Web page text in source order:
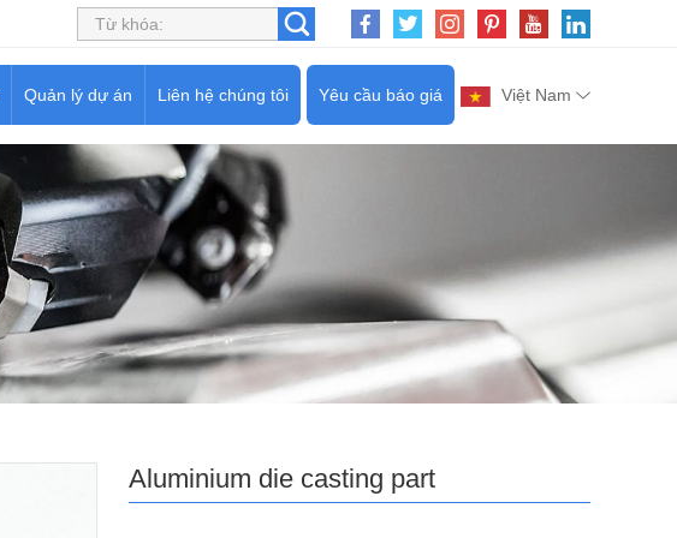
Việt Nam
Yêu cầu báo giá
Quản lý dự án Liên hệ chúng tôi
Aluminium die casting part